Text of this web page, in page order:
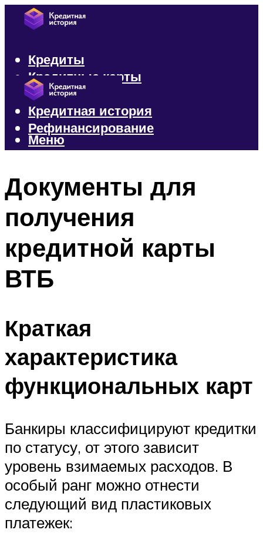
Кредиты
Кредитные карты
Микрозаймы
Кредитная история
Рефинансирование
Меню
Документы для
получения
кредитной карты
ВТБ
Краткая
характеристика
функциональных карт
Банкиры классифицируют кредитки
по статусу, от этого зависит
уровень взимаемых расходов. В
особый ранг можно отнести
следующий вид пластиковых
платежек: